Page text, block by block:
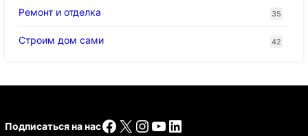
Ремонт и отделка 35
Строим дом сами 42
Подписаться на насFacebook
X Instagram
YouTube
LinkedIn